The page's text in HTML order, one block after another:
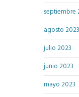
septiembre
agosto 2023
julio 2023
junio 2023
mayo 2023